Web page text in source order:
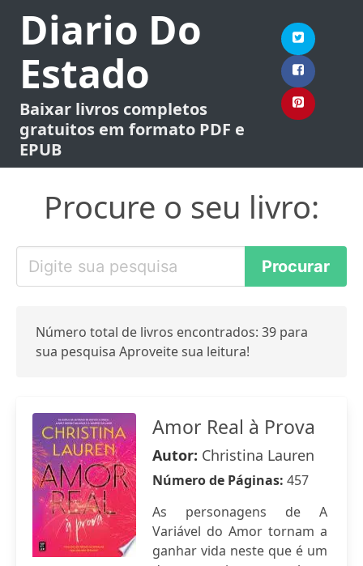
Diario Do
Estado
Baixar livros completos
gratuitos em formato PDF e
EPUB
Procure o seu livro:
Número total de livros encontrados: 39 para
sua pesquisa Aproveite sua leitura!
Amor Real à Prova
Autor: Christina Lauren
Número de Páginas: 457
As personagens de A
Variável do Amor tornam a
ganhar vida neste que é um